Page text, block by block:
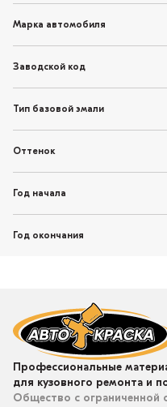
Марка автомобиля
Заводской код
Тип базовой эмали
Оттенок
Год начала
Год окончания
Профессиональные
для кузовного ремонта и
Общество с ограниченной